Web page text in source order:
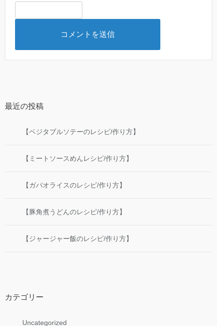
最近の投稿
【ベジタブルソテーのレシピ/作り方】
【ミートソースめんレシピ/作り方】
【ガパオライスのレシピ/作り方】
【豚角煮うどんのレシピ/作り方】
【ジャージャー飯のレシピ/作り方】
カテゴリー
Uncategorized